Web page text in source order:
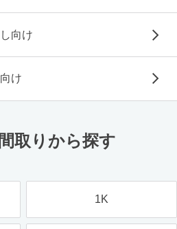
向け
け
取りから探す
1K